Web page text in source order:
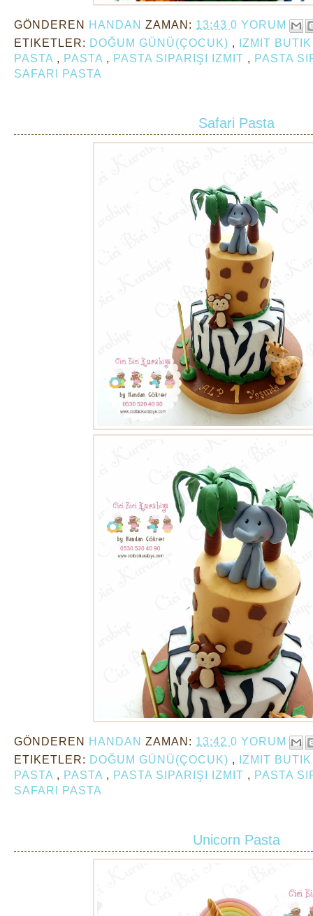
GÖNDEREN HANDAN ZAMAN: 13:43 0 YORUM
ETIKETLER: DOĞUM GÜNÜ(ÇOCUK) ,
IZMIT
PASTA , PASTA , PASTA SIPARIŞI IZMIT , PASTA
SAFARI PASTA
Safari Pasta
GÖNDEREN HANDAN ZAMAN: 13:42 0 YORUM
ETIKETLER: DOĞUM GÜNÜ(ÇOCUK) ,
IZMIT
PASTA , PASTA , PASTA SIPARIŞI IZMIT , PASTA
SAFARI PASTA
Unicorn Pasta